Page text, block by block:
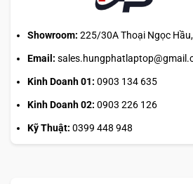
Showroom: 225/30A Thoại Ngọc
Email:
Kinh Doanh 01: 0903 134 635
Kinh Doanh 02: 0903 226 126
Kỹ Thuật: 0399 448 948